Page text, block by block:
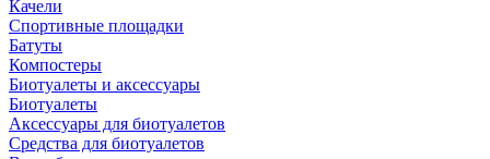
Качели
Спортивные площадки
Батуты
Компостеры
Биотуалеты и аксессуары
Биотуалеты
Аксессуары для биотуалетов
Средства для биотуалетов